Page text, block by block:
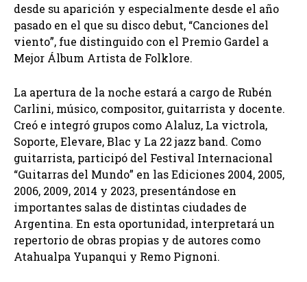
desde su aparición y especialmente desde el año
pasado en el que su disco debut, “Canciones del
viento”, fue distinguido con el Premio Gardel a
Mejor Álbum Artista de Folklore.
La apertura de la noche estará a cargo de Rubén
Carlini, músico, compositor, guitarrista y docente.
Creó e integró grupos como Alaluz, La victrola,
Soporte, Elevare, Blac y La 22 jazz band. Como
guitarrista, participó del Festival Internacional
“Guitarras del Mundo” en las Ediciones 2004, 2005,
2006, 2009, 2014 y 2023, presentándose en
importantes salas de distintas ciudades de
Argentina. En esta oportunidad, interpretará un
repertorio de obras propias y de autores como
Atahualpa Yupanqui y Remo Pignoni.